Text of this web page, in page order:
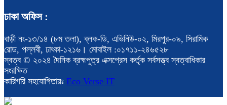
ঢাকা অফিস :
বাড়ী নং-১৩/১৪ (৮ম তলা), ব্লক-ডি, এভিনিউ-০২, মিরপুর-০৯, সিরামিক
রোড, পল্লবী, ঢাৎকা-১২১৬। মোবাইল :০১৭১১-২৪৬৫২৮
স্বত্ব © ২০২৪ দৈনিক ব্রহ্মপুত্র এক্সপ্রেস কর্তৃক সর্বসত্ত্ব স্বত্বাধিকার
সংরক্ষিত
কারিগরি সহযোগিতায়ঃ Eco Verse IT